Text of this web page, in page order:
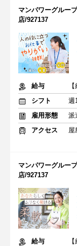
マンパワーグルー
店/927137
給与
シフト
雇用形態
派
アクセス
屋
マンパワーグルー
店/927137
給与